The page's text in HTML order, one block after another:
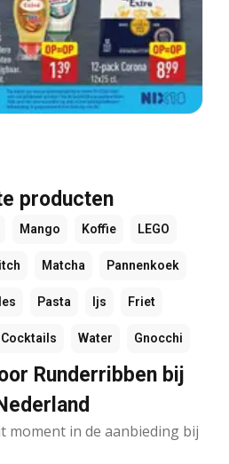
producten
Mango Koffie LEGO
Matcha Pannenkoek
Pasta Ijs Friet
Cocktails Water Gnocchi
Runderribben bij
moment in de aanbieding bij